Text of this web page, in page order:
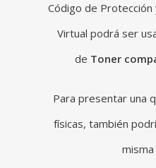
Código de Protección
Virtual podrá ser
de Toner
Para presentar una
físicas, también